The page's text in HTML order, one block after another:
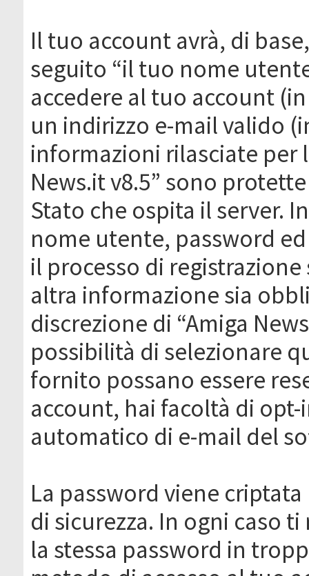
Il tuo account avrà, di
seguito “il tuo nome
accedere al tuo account
un indirizzo e-mail valido
informazioni rilasciate per
News.it v8.5” sono
Stato che ospita il server.
nome utente, password
il processo di registrazione
altra informazione sia
discrezione di “Amiga
possibilità di selezionare
fornito possano essere
account, hai facoltà di
automatico di e-mail del
La password viene
di sicurezza. In ogni caso
la stessa password in